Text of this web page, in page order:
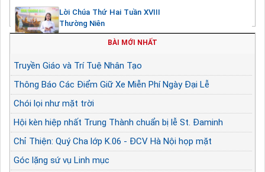
Lời Chúa Thứ Hai Tuần XVIII
Thường Niên
BÀI MỚI NHẤT
Truyền Giáo và Trí Tuệ Nhân Tạo
Thông Báo Các Điểm Giữ Xe Miễn Phí Ngày Đại Lễ
Chói lọi như mặt trời
Hội kèn hiệp nhất Trung Thành chuẩn bị lễ St. Đaminh
Chỉ Thiện: Quý Cha lớp K.06 - ĐCV Hà Nội họp mặt
Góc lặng sứ vụ Linh mục